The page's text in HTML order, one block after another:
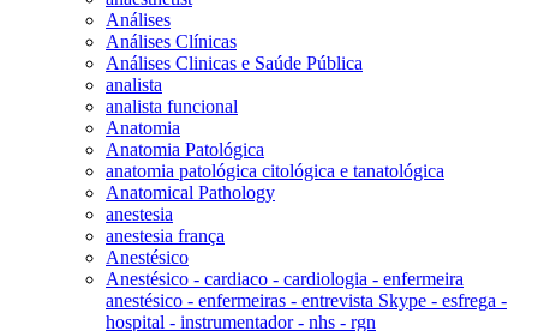
Análises
Análises Clínicas
Análises Clinicas e Saúde Pública
analista
analista funcional
Anatomia
Anatomia Patológica
anatomia patológica citológica e tanatológica
Anatomical Pathology
anestesia
anestesia frança
Anestésico
Anestésico - cardiaco - cardiologia - enfermeira
anestésico - enfermeiras - entrevista Skype - esfrega -
hospital - instrumentador - nhs - rgn